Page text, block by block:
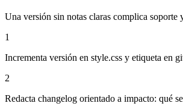
Una versión sin notas claras complica soporte
1
Incrementa versión en style.css y etiqueta en
2
Redacta changelog orientado a impacto: qué